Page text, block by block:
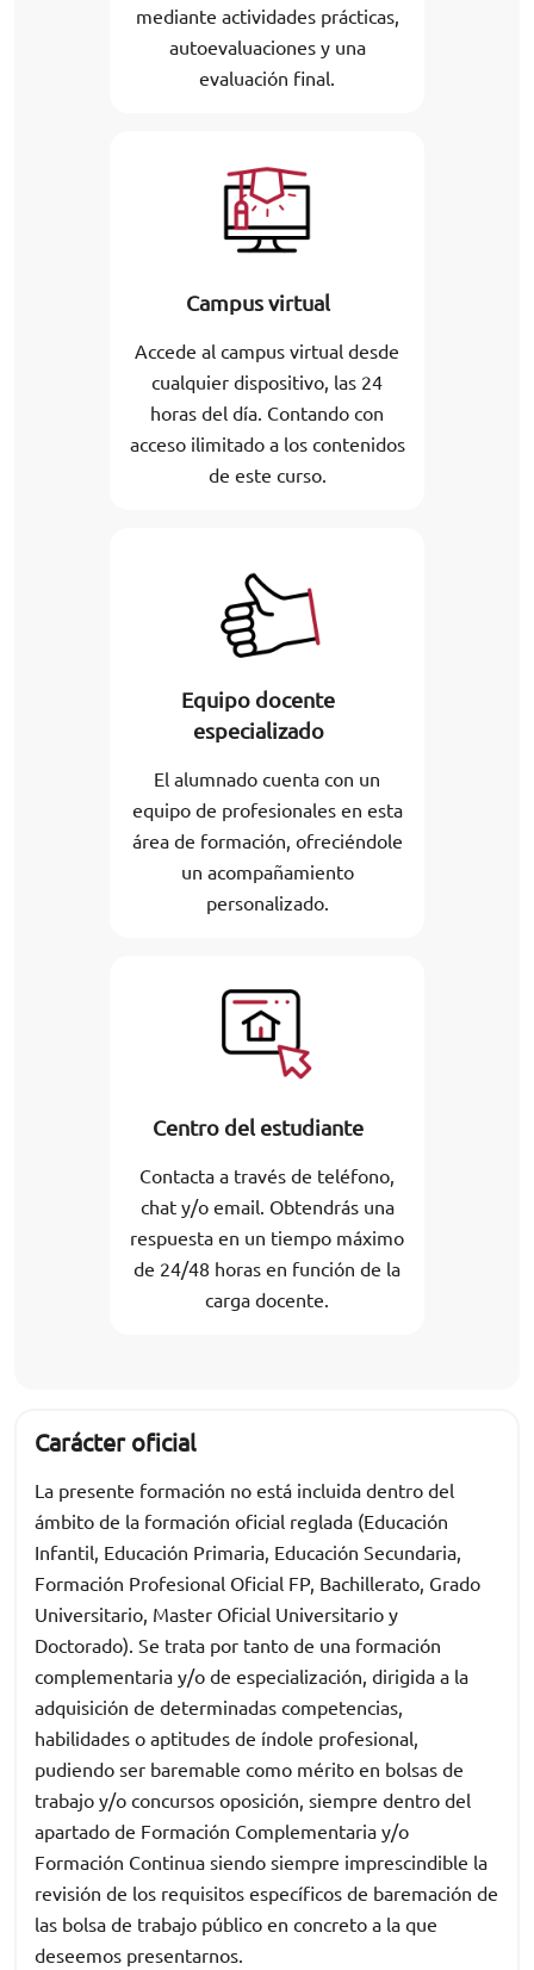
mediante actividades prácticas,
autoevaluaciones y una
evaluación final.
Campus virtual
Accede al campus virtual desde
cualquier dispositivo, las 24
horas del día. Contando con
acceso ilimitado a los contenidos
de este curso.
Equipo docente
especializado
El alumnado cuenta con un
equipo de profesionales en esta
área de formación, ofreciéndole
un acompañamiento
personalizado.
Centro del estudiante
Contacta a través de teléfono,
chat y/o email. Obtendrás una
respuesta en un tiempo máximo
de 24/48 horas en función de la
carga docente.
Carácter oficial
La presente formación no está incluida dentro del
ámbito de la formación oficial reglada (Educación
Infantil, Educación Primaria, Educación Secundaria,
Formación Profesional Oficial FP, Bachillerato, Grado
Universitario, Master Oficial Universitario y
Doctorado). Se trata por tanto de una formación
complementaria y/o de especialización, dirigida a la
adquisición de determinadas competencias,
habilidades o aptitudes de índole profesional,
pudiendo ser baremable como mérito en bolsas de
trabajo y/o concursos oposición, siempre dentro del
apartado de Formación Complementaria y/o
Formación Continua siendo siempre imprescindible la
revisión de los requisitos específicos de baremación de
las bolsa de trabajo público en concreto a la que
deseemos presentarnos.